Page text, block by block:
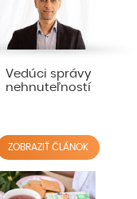
Vedúci správy
nehnuteľností
ZOBRAZIŤ ČLÁNOK